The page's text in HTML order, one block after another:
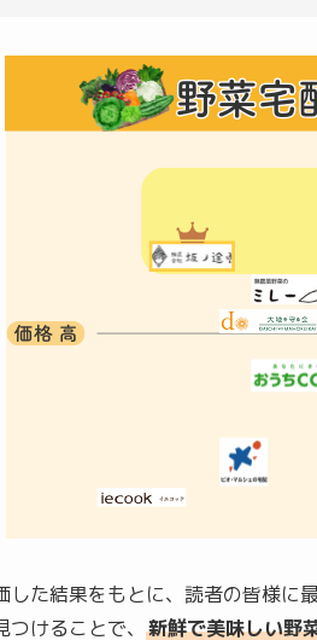
した結果をもとに、読者の皆様に
つけることで、
新鮮で美味しい野